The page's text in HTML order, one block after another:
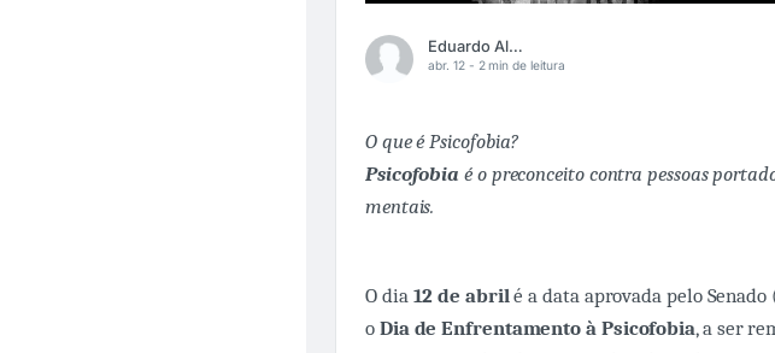
Eduardo Alcantara
abr. 12 - 2 min de leitura
O que é Psicofobia?
Psicofobia é o preconceito contra pessoas
mentais.
O dia 12 de abril é a data aprovada pelo
o Dia de Enfrentamento à Psicofobia, a ser